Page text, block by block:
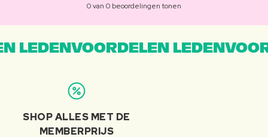
0 van 0 beoordelingen tonen
LEDENVOORDELEN
SHOP ALLES MET DE
MEMBERPRIJS